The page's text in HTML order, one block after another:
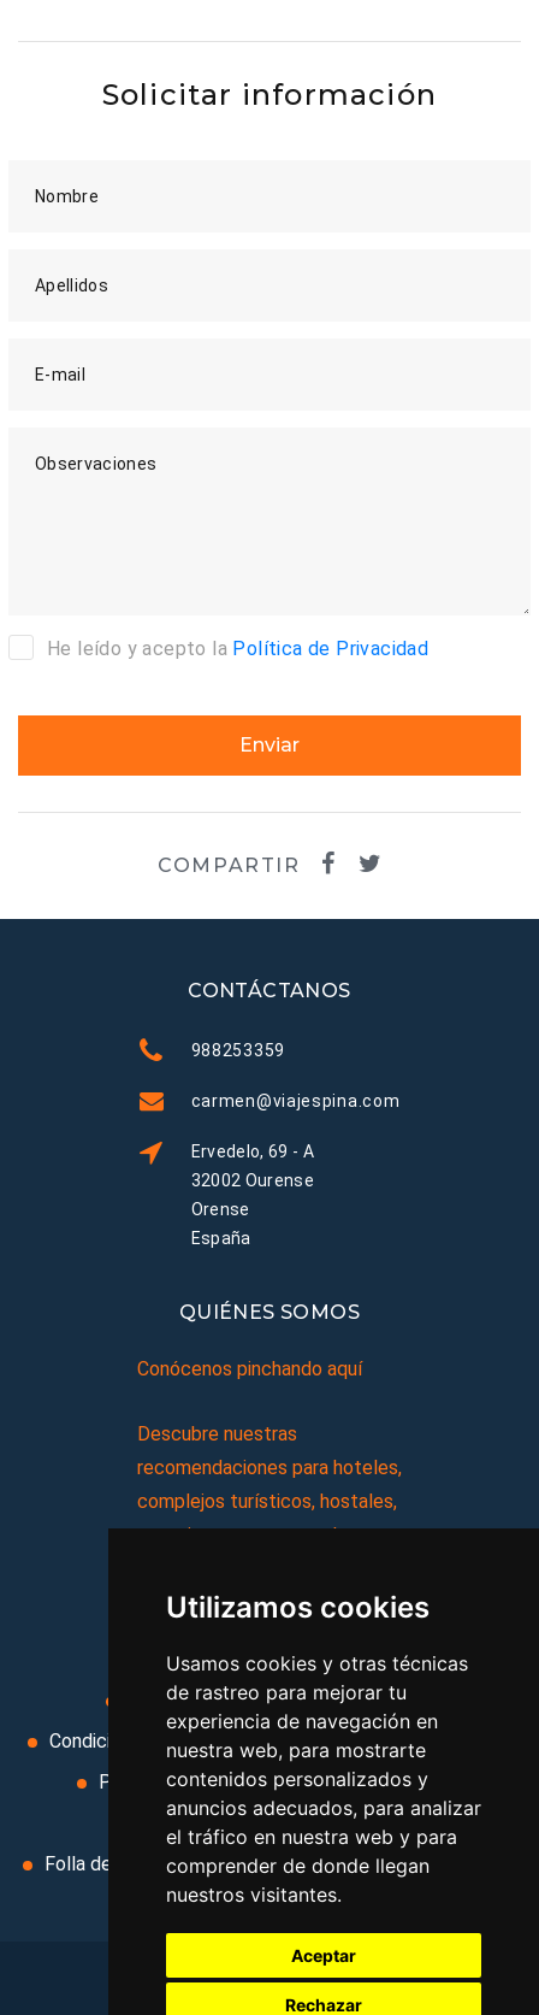
Utilizamos cookies
Usamos cookies y otras técnicas
de rastreo para mejorar tu
experiencia de navegación en
nuestra web, para mostrarte
contenidos personalizados y
anuncios adecuados, para analizar
el tráfico en nuestra web y para
comprender de donde llegan
nuestros visitantes.
Aceptar
Rechazar
Solicitar información
Nombre
Apellidos
E-mail
Observaciones
He leído y acepto la Política de Privacidad
Enviar
COMPARTIR
CONTÁCTANOS
988253359
carmen@viajespina.com
Ervedelo, 69 - A
32002 Ourense
Orense
España
QUIÉNES SOMOS
Conócenos pinchando aquí
Descubre nuestras
recomendaciones para hoteles,
complejos turísticos, hostales,
vacaciones, paquetes de
Aviso legal
Condiciones de uso
Condiciones Generales
Ley de Viajes Combinados
Política de privacidad
Uso de cookies
Cambiar preferencias de cookies
Folla de Reclamación
Area privada